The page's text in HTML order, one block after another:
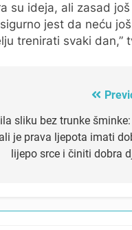
su ideja, ali zasad
jest da neću
trenirati svaki dan,”
sliku bez trunke šminke:
je prava ljepota imati
lijepo srce i činiti dobra